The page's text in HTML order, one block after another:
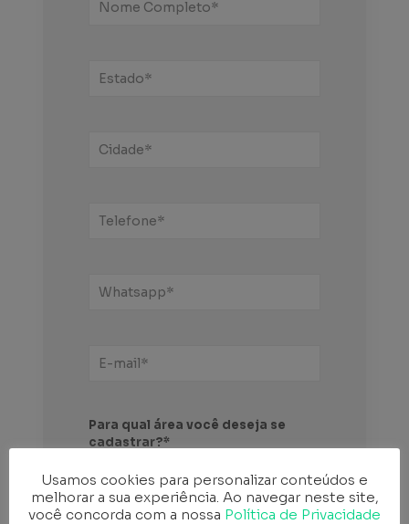
Para qual área você deseja se
cadastrar?*
Usamos cookies para personalizar conteúdos e
melhorar a sua experiência. Ao navegar neste site,
você concorda com a nossa Política de Privacidade